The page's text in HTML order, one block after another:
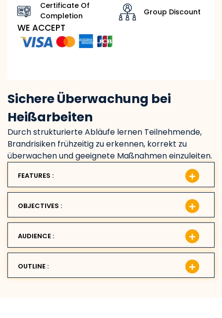
Sichere Überwachung bei
Heißarbeiten
Durch strukturierte Abläufe lernen Teilnehmende,
Brandrisiken frühzeitig zu erkennen, korrekt zu
überwachen und geeignete Maßnahmen einzuleiten.
FEATURES :
OBJECTIVES :
AUDIENCE :
OUTLINE :
Certificate Of
Completion
Group Discount
WE ACCEPT